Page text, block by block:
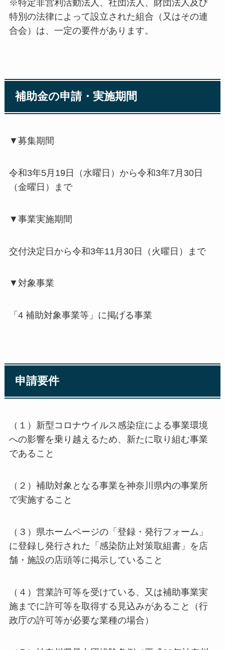
※特定非営利活動法人、社団法人、財団法人及び
特別の法律によって設立された組合（又はその連
合会）は、一定の要件があります。
補助金の申請・実施期間
▼募集期間
令和3年5月19日（水曜日）から令和3年7月30日
（金曜日）まで
▼事業実施期間
交付決定日から令和3年11月30日（火曜日）まで
▼対象事業
「4 補助対象事業等」に掲げる事業
申請要件
（１）新型コロナウイルス感染症による事業環境
への影響を乗り越えるため、新たに取り組む事業
であること
（２）補助対象となる事業を神奈川県内の事業所
で実施すること
（３）県ホームページの「登録・発行フォーム」
に登録し発行された「感染防止対策取組書」を店
舗・施設の店頭等に掲示していること
（４）営業許可等を受けている、又は補助事業実
施までに許可等を取得する見込みがあること（行
政庁の許可等が必要な業種の場合）